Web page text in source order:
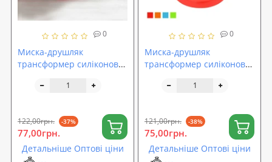
0
Миска-друшляк
трансформер силіконова
Stenson (MH-3825S)
122,00грн. -37%
77,00грн.
Детальніше Оптові ціни
0
Миска-друшляк
трансформер силіконова
Stenson (MH-3824S)
121,00грн. -38%
75,00грн.
Детальніше Оптові ціни